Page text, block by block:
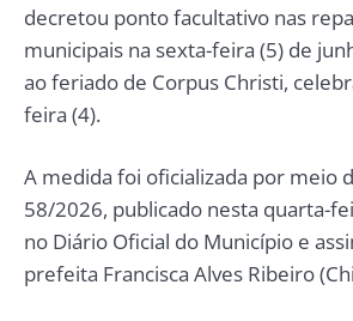
decretou ponto facultativo nas
municipais na sexta-feira (5) de
ao feriado de Corpus Christi,
feira (4).
A medida foi oficializada por meio
58/2026, publicado nesta quarta-
no Diário Oficial do Município e
prefeita Francisca Alves Ribeiro